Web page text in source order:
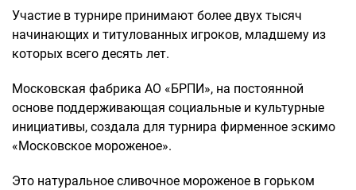
Участие в турнире принимают более двух тысяч
начинающих и титулованных игроков, младшему из
которых всего десять лет.
Московская фабрика АО «БРПИ», на постоянной
основе поддерживающая социальные и культурные
инициативы, создала для турнира фирменное эскимо
«Московское мороженое».
Это натуральное сливочное мороженое в горьком